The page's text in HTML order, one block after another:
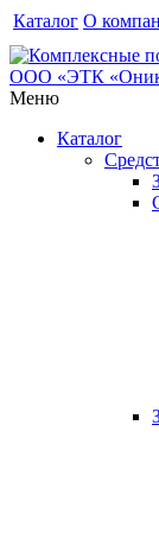
Каталог О
Меню
Каталог